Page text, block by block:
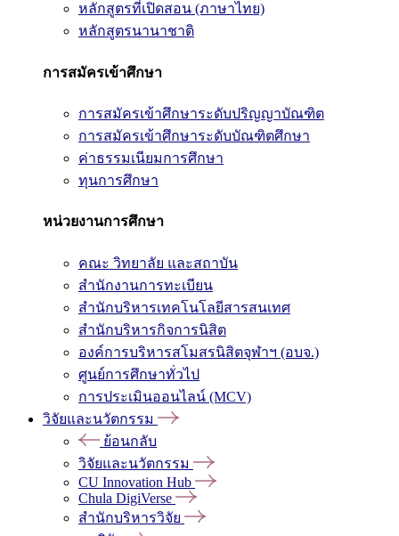
หลักสูตรที่เปิดสอน (ภาษาไทย)
หลักสูตรนานาชาติ
การสมัครเข้าศึกษา
การสมัครเข้าศึกษาระดับปริญญาบัณฑิต
การสมัครเข้าศึกษาระดับบัณฑิตศึกษา
ค่าธรรมเนียมการศึกษา
ทุนการศึกษา
หน่วยงานการศึกษา
คณะ วิทยาลัย และสถาบัน
สำนักงานการทะเบียน
สำนักบริหารเทคโนโลยีสารสนเทศ
สำนักบริหารกิจการนิสิต
องค์การบริหารสโมสรนิสิตจุฬาฯ (อบจ.)
ศูนย์การศึกษาทั่วไป
การประเมินออนไลน์ (MCV)
วิจัยและนวัตกรรม
ย้อนกลับ
วิจัยและนวัตกรรม
CU Innovation Hub
Chula DigiVerse
สำนักบริหารวิจัย